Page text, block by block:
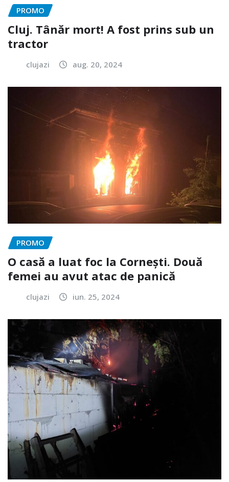
PROMO
Cluj. Tânăr mort! A fost prins sub un
tractor
clujazi aug. 20, 2024
PROMO
O casă a luat foc la Cornești. Două
femei au avut atac de panică
clujazi iun. 25, 2024